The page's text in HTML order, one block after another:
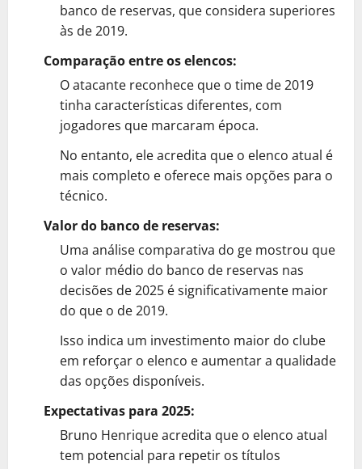
banco de reservas, que considera superiores
às de 2019.
Comparação entre os elencos:
O atacante reconhece que o time de 2019
tinha características diferentes, com
jogadores que marcaram época.
No entanto, ele acredita que o elenco atual é
mais completo e oferece mais opções para o
técnico.
Valor do banco de reservas:
Uma análise comparativa do ge mostrou que
o valor médio do banco de reservas nas
decisões de 2025 é significativamente maior
do que o de 2019.
Isso indica um investimento maior do clube
em reforçar o elenco e aumentar a qualidade
das opções disponíveis.
Expectativas para 2025:
Bruno Henrique acredita que o elenco atual
tem potencial para repetir os títulos